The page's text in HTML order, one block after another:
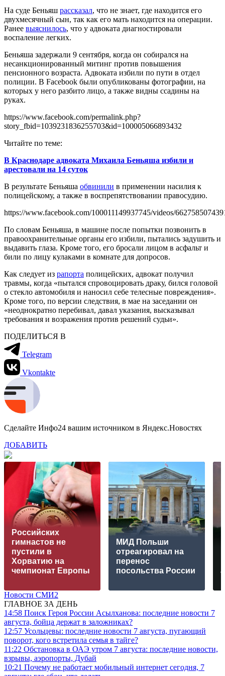
На суде Беньяш рассказал, что не знает, где находится его
двухмесячный сын, так как его мать находится на операции.
Ранее выяснилось, что у адвоката диагностировали
воспаление легких.
Беньяша задержали 9 сентября, когда он собирался на
несанкционированный митинг против повышения
пенсионного возраста. Адвоката избили по пути в отдел
полиции. В Facebook были опубликованы фотографии, на
которых у него разбито лицо, а также видны ссадины на
руках.
https://www.facebook.com/permalink.php?
story_fbid=1039231836255703&id=100005066893432
Читайте по теме:
В Краснодаре адвоката Михаила Беньяша избили и
арестовали на 14 суток
В результате Беньяша обвинили в применении насилия к
полицейскому, а также в воспрепятствовании правосудию.
https://www.facebook.com/100011149937745/videos/
По словам Беньяша, в машине после попытки позвонить в
правоохранительные органы его избили, пытались задушить и
выдавить глаза. Кроме того, его бросали лицом в асфальт и
били по лицу кулаками в комнате для допросов.
Как следует из рапорта полицейских, адвокат получил
травмы, когда «пытался спровоцировать драку, бился головой
о стекло автомобиля и наносил себе телесные повреждения».
Кроме того, по версии следствия, в мае на заседании он
«неоднократно перебивал, давал указания, высказывал
требования и возражения против решений судьи».
ПОДЕЛИТЬСЯ В
Telegram
Vkontakte
Сделайте Инфо24 вашим источником в Яндекс.Новостях
ДОБАВИТЬ
Российских
гимнастов не
пустили в
Хорватию на
чемпионат Европы
МИД Польши
отреагировал на
перенос
посольства России
Новости СМИ2
ГЛАВНОЕ ЗА ДЕНЬ
14:58 Поиск Героя России Асылханова: последние новости 7
августа, бойца держат в заложниках?
12:57 Усольцевы: последние новости 7 августа, пугающий
поворот, кого встретила семья в тайге?
11:22 Обстановка в ОАЭ утром 7 августа: последние новости,
взрывы, аэропорты, Дубай
10:21 Почему не работает мобильный интернет сегодня, 7